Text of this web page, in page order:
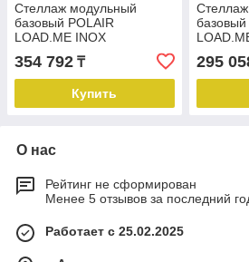
Стеллаж модульный
базовый POLAIR
LOAD.ME INOX
21AL.4IN50.09B
354 792 ₸
Купить
базовый
295
О нас
Рейтинг не сформирован
Менее 5 отзывов за последний
Работает с 25.02.2025